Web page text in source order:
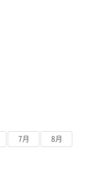
7月 8月